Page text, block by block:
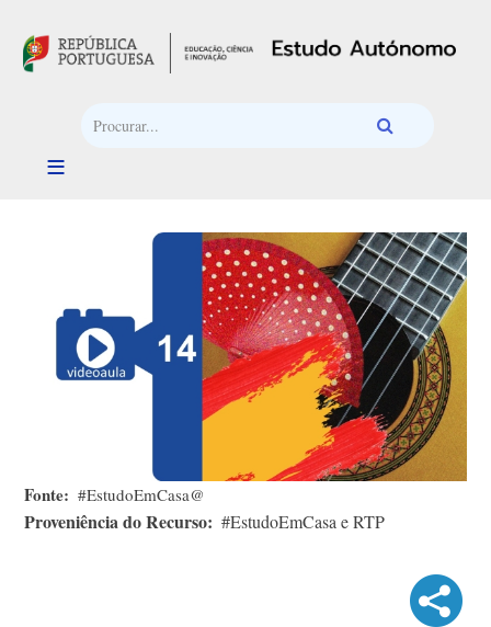
Fonte #EstudoEmCasa@
Proveniência do Recurso #EstudoEmCasa e RTP